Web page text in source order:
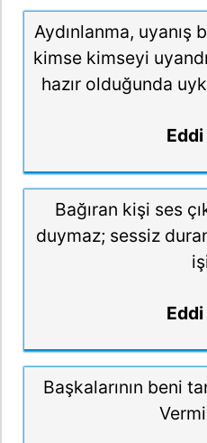
Aydınlanma, uyanış
kimse kimseyi
hazır olduğunda
Bağıran kişi ses
duymaz; sessiz
Başkalarının beni